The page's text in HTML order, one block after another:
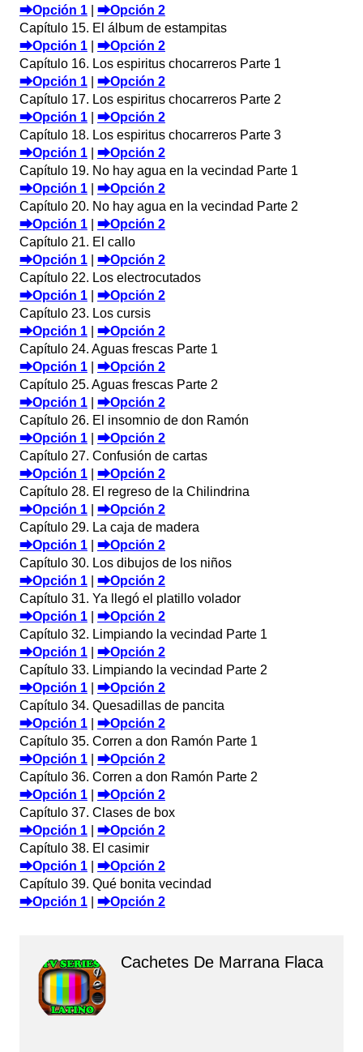
⮕Opción 1| ⮕Opción 2
Capítulo 15. El álbum de estampitas
⮕Opción 1| ⮕Opción 2
Capítulo 16. Los espiritus chocarreros Parte 1
⮕Opción 1| ⮕Opción 2
Capítulo 17. Los espiritus chocarreros Parte 2
⮕Opción 1| ⮕Opción 2
Capítulo 18. Los espiritus chocarreros Parte 3
⮕Opción 1| ⮕Opción 2
Capítulo 19. No hay agua en la vecindad Parte 1
⮕Opción 1| ⮕Opción 2
Capítulo 20. No hay agua en la vecindad Parte 2
⮕Opción 1| ⮕Opción 2
Capítulo 21. El callo
⮕Opción 1| ⮕Opción 2
Capítulo 22. Los electrocutados
⮕Opción 1| ⮕Opción 2
Capítulo 23. Los cursis
⮕Opción 1| ⮕Opción 2
Capítulo 24. Aguas frescas Parte 1
⮕Opción 1| ⮕Opción 2
Capítulo 25. Aguas frescas Parte 2
⮕Opción 1| ⮕Opción 2
Capítulo 26. El insomnio de don Ramón
⮕Opción 1| ⮕Opción 2
Capítulo 27. Confusión de cartas
⮕Opción 1| ⮕Opción 2
Capítulo 28. El regreso de la Chilindrina
⮕Opción 1| ⮕Opción 2
Capítulo 29. La caja de madera
⮕Opción 1| ⮕Opción 2
Capítulo 30. Los dibujos de los niños
⮕Opción 1| ⮕Opción 2
Capítulo 31. Ya llegó el platillo volador
⮕Opción 1| ⮕Opción 2
Capítulo 32. Limpiando la vecindad Parte 1
⮕Opción 1| ⮕Opción 2
Capítulo 33. Limpiando la vecindad Parte 2
⮕Opción 1| ⮕Opción 2
Capítulo 34. Quesadillas de pancita
⮕Opción 1| ⮕Opción 2
Capítulo 35. Corren a don Ramón Parte 1
⮕Opción 1| ⮕Opción 2
Capítulo 36. Corren a don Ramón Parte 2
⮕Opción 1| ⮕Opción 2
Capítulo 37. Clases de box
⮕Opción 1| ⮕Opción 2
Capítulo 38. El casimir
⮕Opción 1| ⮕Opción 2
Capítulo 39. Qué bonita vecindad
⮕Opción 1| ⮕Opción 2
Cachetes De Marrana Flaca